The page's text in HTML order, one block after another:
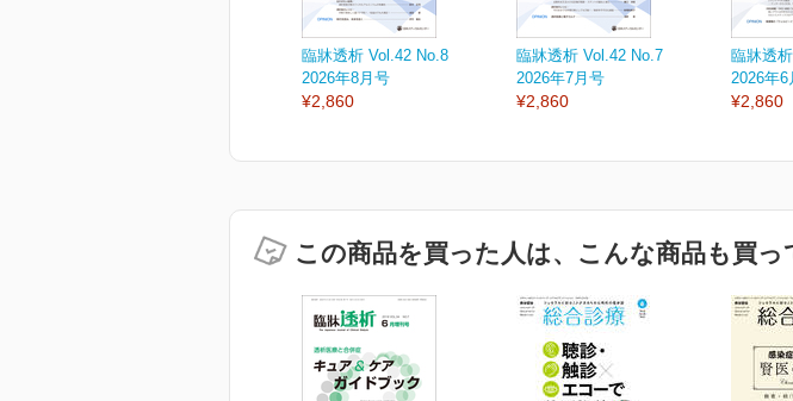
臨牀透析 Vol.42 No.8
2026年8月号
¥2,860
臨牀透析 Vol.42 No.7
2026年7月号
¥2,860
臨牀透
2026年6
¥2,860
この商品を買った人は、こんな商品も買っ